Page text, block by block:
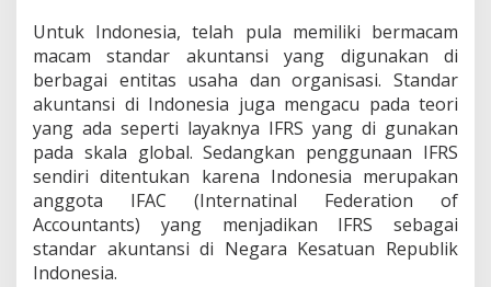
Untuk Indonesia, telah pula memiliki bermacam
macam standar akuntansi yang digunakan di
berbagai entitas usaha dan organisasi. Standar
akuntansi di Indonesia juga mengacu pada teori
yang ada seperti layaknya IFRS yang di gunakan
pada skala global. Sedangkan penggunaan IFRS
sendiri ditentukan karena Indonesia merupakan
anggota IFAC (Internatinal Federation of
Accountants) yang menjadikan IFRS sebagai
standar akuntansi di Negara Kesatuan Republik
Indonesia.